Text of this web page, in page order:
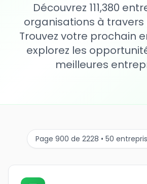
Découvrez 111,380
organisations à travers
Trouvez votre prochain
explorez les
meilleures
Page 900 de 2228 • 50